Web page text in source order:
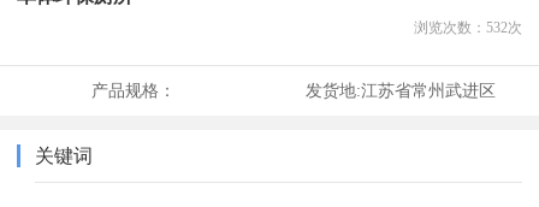
浏览次数： 532次
产品规格： 发货地:江苏省常州武进区
关键词